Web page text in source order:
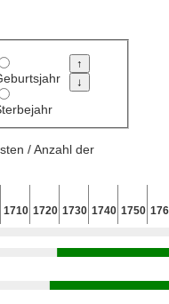
/ Anzahl der
1710 1720 1730 1740 1750